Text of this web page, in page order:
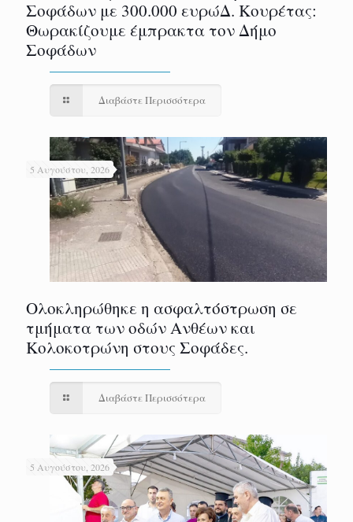
Σοφάδων με 300.000 ευρώΔ. Κουρέτας:
Θωρακίζουμε έμπρακτα τον Δήμο
Σοφάδων
Διαβάστε Περισσότερα
5 Αυγούστου, 2026
Ολοκληρώθηκε η ασφαλτόστρωση σε
τμήματα των οδών Ανθέων και
Κολοκοτρώνη στους Σοφάδες.
Διαβάστε Περισσότερα
5 Αυγούστου, 2026